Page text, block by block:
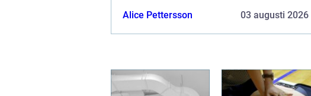
Alice Pettersson 03 augusti 2026